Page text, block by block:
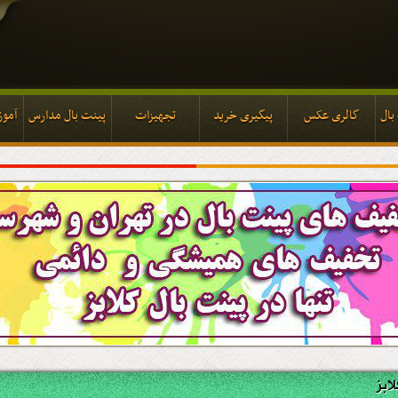
گالری عکس پیگیری خرید تجهیزات پینت بال مدارس